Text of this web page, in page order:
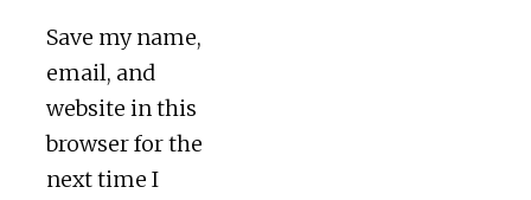
Save my name,
email, and
website in this
browser for the
next time I